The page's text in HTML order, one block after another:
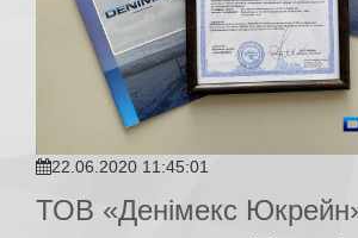
22.06.2020 11:45:01
ТОВ «Денімекс